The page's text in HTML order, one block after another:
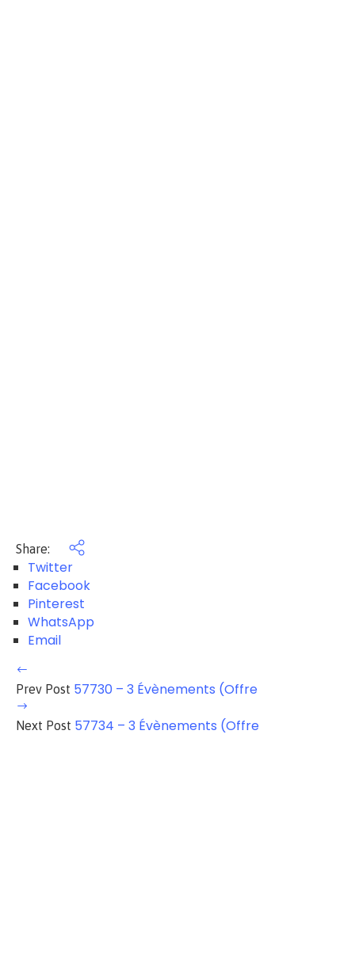
Share:
Twitter
Facebook
Pinterest
WhatsApp
Email
Prev Post 57730 – 3 Évènements (Offre
Next Post 57734 – 3 Évènements (Offre